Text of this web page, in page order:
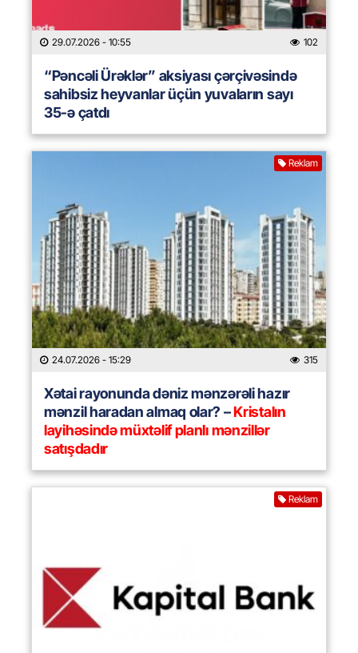
29.07.2026 - 10:55 102
“Pəncəli Ürəklər” aksiyası çərçivəsində
sahibsiz heyvanlar üçün yuvaların sayı
35-ə çatdı
Reklam
24.07.2026 - 15:29 315
Xətai rayonunda dəniz mənzərəli hazır
mənzil haradan almaq olar? –Kristalın
layihəsində müxtəlif planlı mənzillər
satışdadır
Reklam